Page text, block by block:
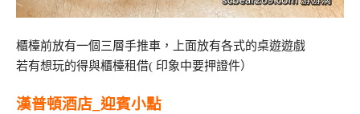
櫃檯前放有一個三層手推車，上面放有各式的桌遊遊戲
若有想玩的得與櫃檯租借( 印象中要押證件）
漢普頓酒店_迎賓小點